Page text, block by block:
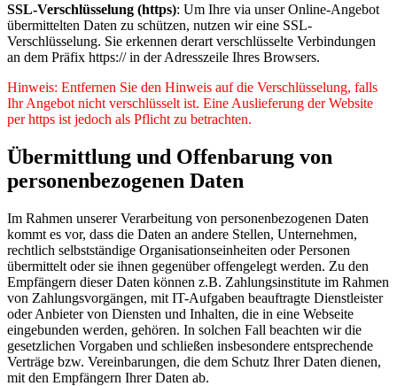
SSL-Verschlüsselung (https): Um Ihre via unser Online-Angebot
übermittelten Daten zu schützen, nutzen wir eine SSL-
Verschlüsselung. Sie erkennen derart verschlüsselte Verbindungen
an dem Präfix https:// in der Adresszeile Ihres Browsers.
Hinweis: Entfernen Sie den Hinweis auf die Verschlüsselung, falls
Ihr Angebot nicht verschlüsselt ist. Eine Auslieferung der Website
per https ist jedoch als Pflicht zu betrachten.
Übermittlung und Offenbarung von
personenbezogenen Daten
Im Rahmen unserer Verarbeitung von personenbezogenen Daten
kommt es vor, dass die Daten an andere Stellen, Unternehmen,
rechtlich selbstständige Organisationseinheiten oder Personen
übermittelt oder sie ihnen gegenüber offengelegt werden. Zu den
Empfängern dieser Daten können z.B. Zahlungsinstitute im Rahmen
von Zahlungsvorgängen, mit IT-Aufgaben beauftragte Dienstleister
oder Anbieter von Diensten und Inhalten, die in eine Webseite
eingebunden werden, gehören. In solchen Fall beachten wir die
gesetzlichen Vorgaben und schließen insbesondere entsprechende
Verträge bzw. Vereinbarungen, die dem Schutz Ihrer Daten dienen,
mit den Empfängern Ihrer Daten ab.